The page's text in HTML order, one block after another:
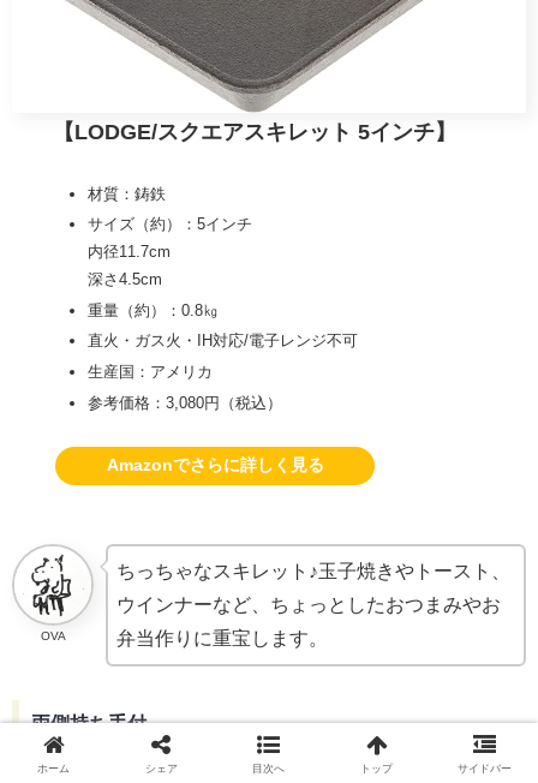
【LODGE/スクエアスキレット 5インチ】
材質：鋳鉄
サイズ（約）：5インチ
内径11.7cm
深さ4.5cm
重量（約）：0.8㎏
直火・ガス火・IH対応/電子レンジ不可
生産国：アメリカ
参考価格：3,080円（税込）
Amazonでさらに詳しく見る
OVA
ちっちゃなスキレット♪玉子焼きやトースト、
ウインナーなど、ちょっとしたおつまみやお
弁当作りに重宝します。
両側持ち手付
ホーム シェア 目次へ トップ サイドバー